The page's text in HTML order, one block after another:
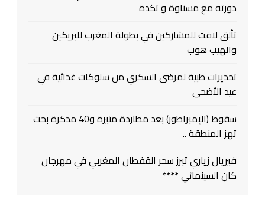
دورته مع مسناوة و تكدة
تألق لافت للمشاركين في بطولة المغرب للبريكين
والهيب هوب
تحذيرات طبية لمرضى السكري من سلوكات غذائية في
عيد الأضحى
سقوط (الإمبراطور) بعد مطاردة متيرة و40 مذكرة بحث
تهز المنطقة ..
فيريال زياري تبرز سحر القفطان المغربي في مهرجان
كان السينمائي ****